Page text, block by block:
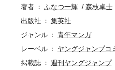
著者 ふなつ一輝
森枝卓士
出版社
集英社
ジャンル
青年マンガ
レーベル
ヤングジャンプコ
掲載誌
週刊ヤングジャンプ